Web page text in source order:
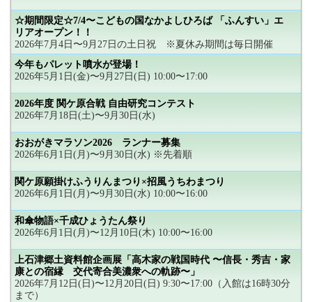
☆期間限定☆7/4〜こどもの国なかよしひろば 「ふんすい」エ
リアオープン！！
2026年7月4日〜9月27日の土日祝 ※夏休み期間は毎日開催
今年もパレット噴水が登場！
2026年5月1日(金)〜9月27日(日) 10:00〜17:00
2026年度 関ケ原合戦 自由研究コンテスト
2026年7月18日(土)〜9月30日(水)
おおがきマラソン2026 ランナー募集
2026年6月1日(月)〜9月30日(水) ※先着順
関ケ原願掛けふうりんまつり×招風うちわまつり
2026年6月1日(月)〜9月30日(水) 10:00〜16:00
和傘物語×千成ひょうたん祭り
2026年6月1日(月)〜12月10日(木) 10:00〜16:00
上石津郷土資料館企画展「高木家の戦国時代 〜信長・秀吉・家
康との宿縁 交代寄合美濃衆への軌跡〜」
2026年7月12日(日)〜12月20日(日) 9:30〜17:00（入館は16時30分
まで）